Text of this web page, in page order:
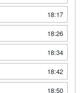
18:17
18:26
18:34
18:42
18:50